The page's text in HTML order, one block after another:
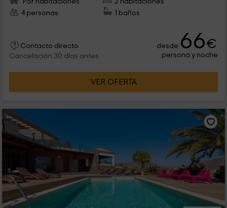
4 personas
1 baños
Contacto directo
Cancelación 30 días antes
desde 66€
persona y noche
VER OFERTA